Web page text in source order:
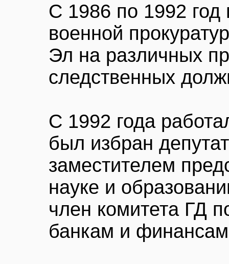
С 1986 по 1992 год
военной
Эл на различных
следственных
С 1992 года
был избран
заместителем
науке и
член комитета ГД
банкам и